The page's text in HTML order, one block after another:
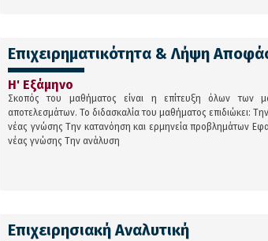
Επιχειρηματικότητα & Λήψη
Η' Εξάμηνο
Σκοπός του μαθήματος είναι η επίτευξη όλων των
αποτελεσμάτων. Το διδασκαλία του μαθήματος επιδιώκει:
νέας γνώσης Την κατανόηση και ερμηνεία προβλημάτων
νέας γνώσης Την ανάλυση
Επιχειρησιακή Αναλυτική